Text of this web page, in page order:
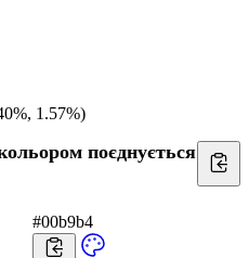
1.57%)
поєднується
#00b9b4